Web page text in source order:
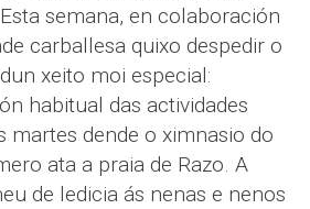
semana, en colaboración
carballesa quixo despedir o
xeito moi especial:
habitual das actividades
martes dende o ximnasio do
ata a praia de Razo. A
de ledicia ás nenas e nenos